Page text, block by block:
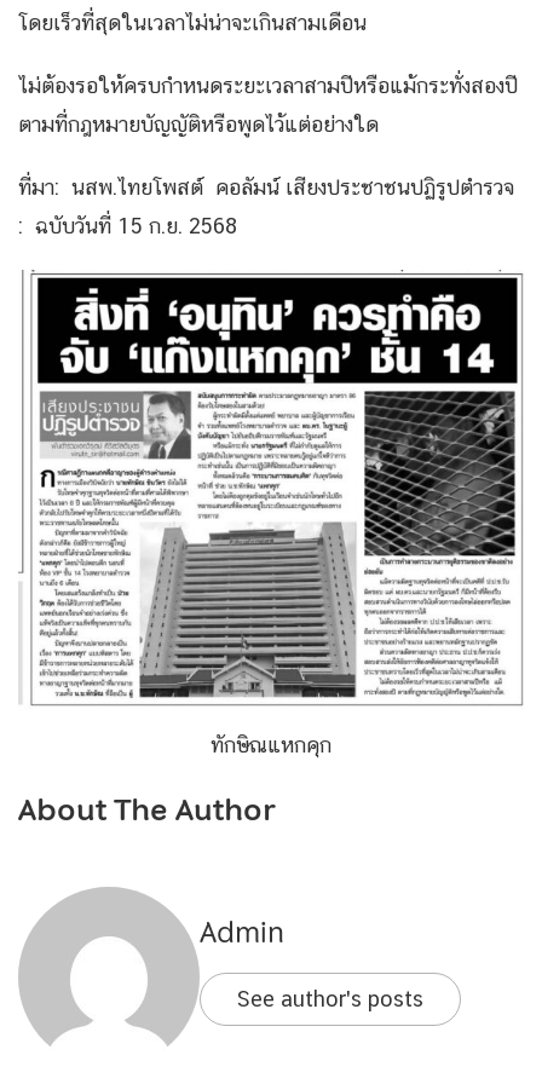
โดยเร็วที่สุดในเวลาไม่น่าจะเกินสามเดือน
ไม่ต้องรอให้ครบกำหนดระยะเวลาสามปีหรือแม้กระทั่งสองปี
ตามที่กฎหมายบัญญัติหรือพูดไว้แต่อย่างใด
ที่มา: นสพ.ไทยโพสต์ คอลัมน์ เสียงประชาชนปฏิรูปตำรวจ
: ฉบับวันที่ 15 ก.ย. 2568
ทักษิณแหกคุก
About The Author
Admin
See author's posts